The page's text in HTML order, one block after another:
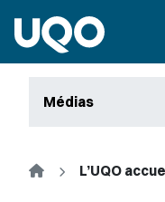
Médias
Accueil